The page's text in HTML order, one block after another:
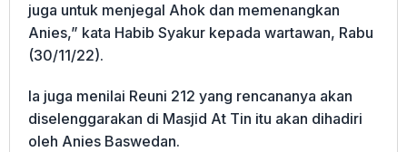
juga untuk menjegal Ahok dan memenangkan
Anies,” kata Habib Syakur kepada wartawan, Rabu
(30/11/22).
Ia juga menilai Reuni 212 yang rencananya akan
diselenggarakan di Masjid At Tin itu akan dihadiri
oleh Anies Baswedan.